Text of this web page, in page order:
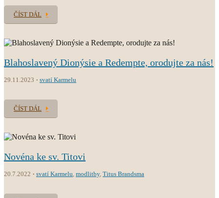
ČÍST DÁL
Blahoslavený Dionýsie a Redempte, orodujte za nás!
29.11.2023 svatí Karmelu
ČÍST DÁL
Novéna ke sv. Titovi
20.7.2022 svatí Karmelu modlitby, Titus Brandsma